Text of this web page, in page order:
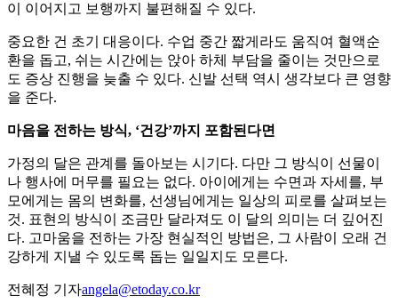
이 이어지고 보행까지 불편해질 수 있다.
중요한 건 초기 대응이다. 수업 중간 짧게라도 움직여 혈액순
환을 돕고, 쉬는 시간에는 앉아 하체 부담을 줄이는 것만으로
도 증상 진행을 늦출 수 있다. 신발 선택 역시 생각보다 큰 영향
을 준다.
마음을 전하는 방식, ‘건강’까지 포함된다면
가정의 달은 관계를 돌아보는 시기다. 다만 그 방식이 선물이
나 행사에 머무를 필요는 없다. 아이에게는 수면과 자세를, 부
모에게는 몸의 변화를, 선생님에게는 일상의 피로를 살펴보는
것. 표현의 방식이 조금만 달라져도 이 달의 의미는 더 깊어진
다. 고마움을 전하는 가장 현실적인 방법은, 그 사람이 오래 건
강하게 지낼 수 있도록 돕는 일일지도 모른다.
전혜정 기자angela@etoday.co.kr